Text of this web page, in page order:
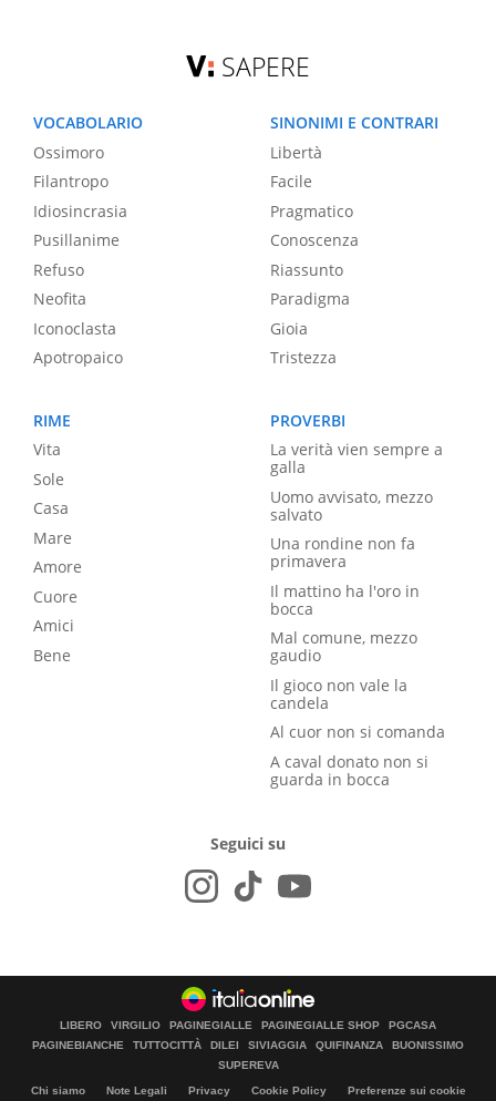
SAPERE
VOCABOLARIO
Ossimoro
Filantropo
Idiosincrasia
Pusillanime
Refuso
Neofita
Iconoclasta
Apotropaico
SINONIMI E CONTRARI
Libertà
Facile
Pragmatico
Conoscenza
Riassunto
Paradigma
Gioia
Tristezza
RIME
Vita
Sole
Casa
Mare
Amore
Cuore
Amici
Bene
PROVERBI
La verità vien sempre a
galla
Uomo avvisato, mezzo
salvato
Una rondine non fa
primavera
Il mattino ha l'oro in
bocca
Mal comune, mezzo
gaudio
Il gioco non vale la
candela
Al cuor non si comanda
A caval donato non si
guarda in bocca
Seguici su
LIBERO VIRGILIO PAGINEGIALLE PAGINEGIALLE SHOP
PGCASA
PAGINEBIANCHE
TUTTOCITTÀ DILEI SIVIAGGIA QUIFINANZA
BUONISSIMO
SUPEREVA
Chi siamo Note Legali Privacy Cookie Policy Preferenze sui cookie